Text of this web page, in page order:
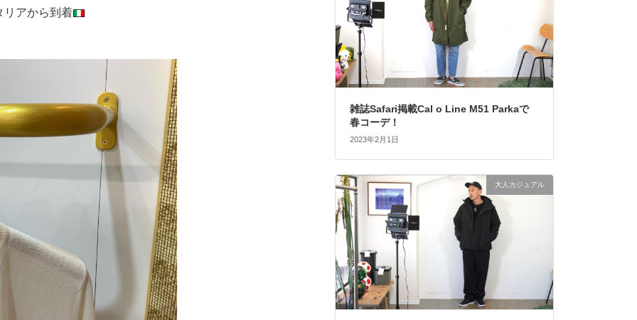
リアから到着
雑誌Safari掲載Cal o Line M51 Parkaで
春コーデ！
2023年2月1日
大人カジュアル